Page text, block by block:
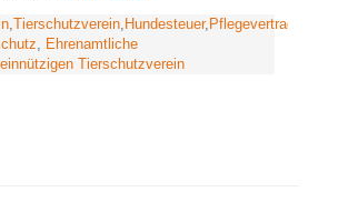
Tierschutzverein Hundesteuer, Pflegevertrag
Ehrenamtliche
Tierschutzverein